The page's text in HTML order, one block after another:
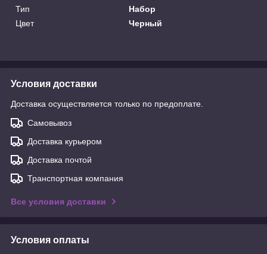
Тип
Набор
Цвет
Черный
Условия доставки
Доставка осуществляется только по предоплате.
Самовывоз
Доставка курьером
Доставка почтой
Транспортная компания
Все условия доставки
Условия оплаты